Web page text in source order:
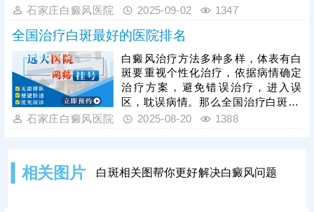
括传统的植皮手术，也有新型的黑色
素细胞移植，石家庄远大中医皮肤病
医院引进了成熟的黑色素移植技术，
配备无菌手术室，一人一消毒，祛白
恢复快，得到更多患者青睐。
石家庄白癜风医院 2025-09-02 1347
全国治疗白斑最好的医院排名
白癜风治疗方法多种多样，体表有白
斑要重视个性化治疗，依据病情确定
治疗方案，避免错误治疗，进入误
区，耽误病情。那么全国治疗白斑zui
好的医院排名榜单出来了吗?——石家
评，更值得信赖。
石家庄白癜风医院 2025-08-20 1388
相关图片 白斑相关图帮你更好解决白癜风问题